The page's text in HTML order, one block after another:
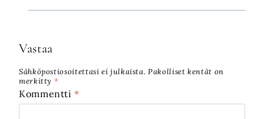
Vastaa
Sähköpostiosoitettasi ei julkaista. Pakolliset kentät on
merkitty *
Kommentti*